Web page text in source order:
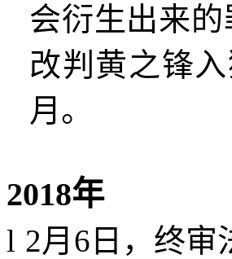
会衍生出来
改判黄之锋
月。
2018年
l 2月 6 日，终